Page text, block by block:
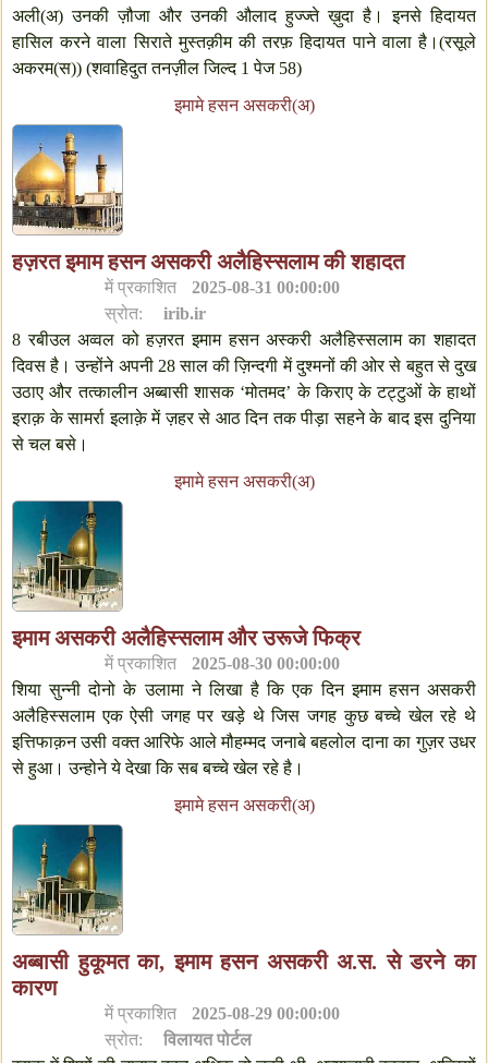
अली(अ) उनकी ज़ौजा और उनकी औलाद हुज्ज्ते ख़ुदा है। इनसे हिदायत
हासिल करने वाला सिराते मुस्तक़ीम की तरफ़ हिदायत पाने वाला है।(रसूले
अकरम(स)) (शवाहिदुत तनज़ील जिल्द 1 पेज 58)
इमामे हसन असकरी(अ)
हज़रत इमाम हसन असकरी अलैहिस्सलाम की शहादत
में प्रकाशित
2025-08-31 00:00:00
स्रोत:
irib.ir
8 रबीउल अव्वल को हज़रत इमाम हसन अस्करी अलैहिस्सलाम का शहादत
दिवस है। उन्होंने अपनी 28 साल की ज़िन्दगी में दुश्मनों की ओर से बहुत से दुख
उठाए और तत्कालीन अब्बासी शासक ‘मोतमद’ के किराए के टट्टुओं के हाथों
इराक़ के सामर्रा इलाक़े में ज़हर से आठ दिन तक पीड़ा सहने के बाद इस दुनिया
से चल बसे।
इमामे हसन असकरी(अ)
इमाम असकरी अलैहिस्सलाम और उरूजे फिक्र
में प्रकाशित
2025-08-30 00:00:00
शिया सुन्नी दोनो के उलामा ने लिखा है कि एक दिन इमाम हसन असकरी
अलैहिस्सलाम एक ऐसी जगह पर खड़े थे जिस जगह कुछ बच्चे खेल रहे थे
इत्तिफाक़न उसी वक्त आरिफे आले मौहम्मद जनाबे बहलोल दाना का गुज़र उधर
से हुआ। उन्होने ये देखा कि सब बच्चे खेल रहे है।
इमामे हसन असकरी(अ)
अब्बासी हुकूमत का, इमाम हसन असकरी अ.स. से डरने का
कारण
में प्रकाशित
2025-08-29 00:00:00
स्रोत:
विलायत पोर्टल